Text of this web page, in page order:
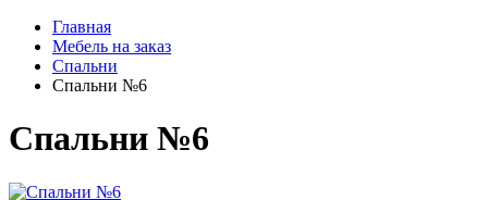
Главная
Мебель на заказ
Спальни
Спальни №6
Спальни №6